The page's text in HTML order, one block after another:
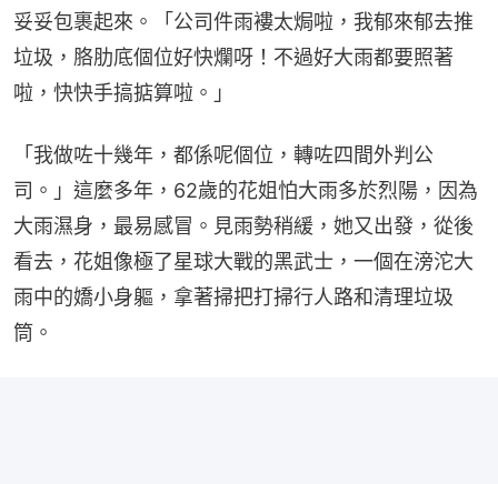
妥妥包裹起來。「公司件雨褸太焗啦，我郁來郁去推
垃圾，胳肋底個位好快爛呀！不過好大雨都要照著
啦，快快手搞掂算啦。」
「我做咗十幾年，都係呢個位，轉咗四間外判公
司。」這麼多年，62歲的花姐怕大雨多於烈陽，因為
大雨濕身，最易感冒。見雨勢稍緩，她又出發，從後
看去，花姐像極了星球大戰的黑武士，一個在滂沱大
雨中的嬌小身軀，拿著掃把打掃行人路和清理垃圾
筒。